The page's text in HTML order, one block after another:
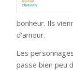
bonheur. Ils
d’amour.
Les
passe bien peu